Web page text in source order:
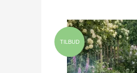
TILBUD